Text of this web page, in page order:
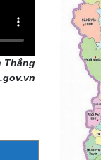
Thắng